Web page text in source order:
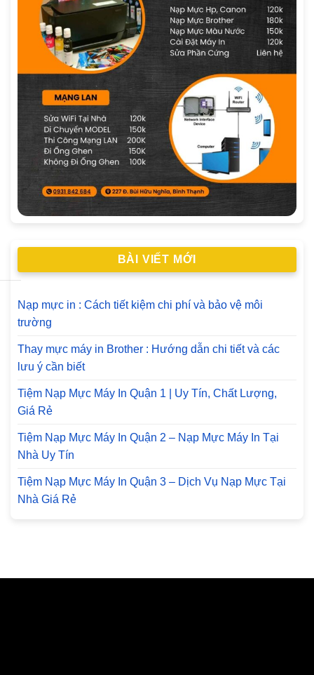
BÀI VIẾT MỚI
Nạp mực in : Cách tiết kiệm chi phí và bảo vệ môi
trường
Thay mực máy in Brother : Hướng dẫn chi tiết và các
lưu ý cần biết
Tiệm Nạp Mực Máy In Quận 1 | Uy Tín, Chất Lượng,
Giá Rẻ
Tiệm Nạp Mực Máy In Quận 2 – Nạp Mực Máy In Tại
Nhà Uy Tín
Tiệm Nạp Mực Máy In Quận 3 – Dịch Vụ Nạp Mực Tại
Nhà Giá Rẻ